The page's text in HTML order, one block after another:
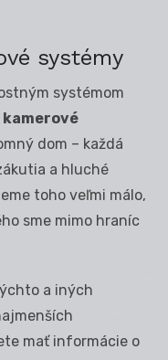
systémy
systémom
dom – každá
a hluché
toho veľmi málo,
sme mimo hraníc
a iných
mať informácie o